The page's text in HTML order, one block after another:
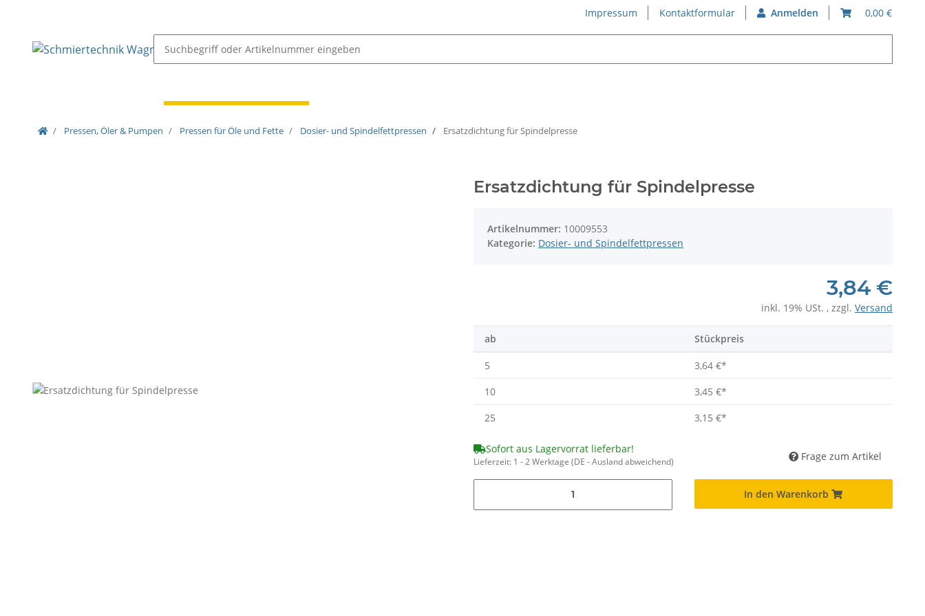
Impressum Kontaktformular Anmelden 0,00 €
Pressen, Öler & Pumpen Pressen für Öle und Fette Dosier- und Spindelfettpressen Ersatzdichtung für Spindelpresse
Ersatzdichtung für Spindelpresse
Artikelnummer: 10009553
Kategorie: Dosier- und Spindelfettpressen
3,84 €
inkl. 19% USt. , zzgl. Versand
ab Stückpreis
5 3,64 €*
10
3,45 €*
25
3,15 €*
Sofort aus Lagervorrat lieferbar!
Lieferzeit: 1 - 2 Werktage (DE - Ausland abweichend) Frage zum Artikel
In den Warenkorb